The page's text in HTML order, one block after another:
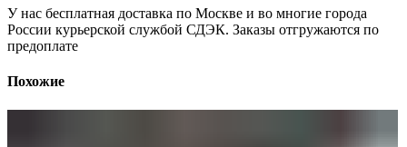
У нас бесплатная доставка по Москве и во многие города
России курьерской службой СДЭК. Заказы отгружаются по
предоплате
Похожие